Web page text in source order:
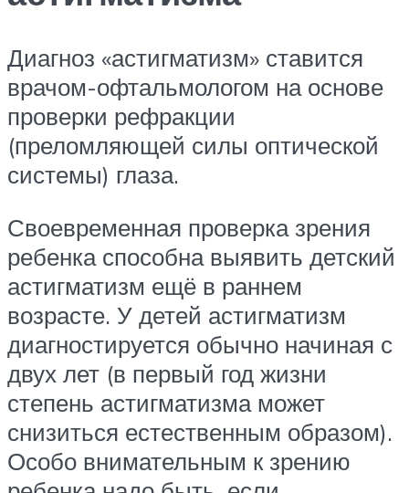
Диагноз «астигматизм» ставится
врачом-офтальмологом на основе
проверки рефракции
(преломляющей силы оптической
системы) глаза.
Своевременная проверка зрения
ребенка способна выявить детский
астигматизм ещё в раннем
возрасте. У детей астигматизм
диагностируется обычно начиная с
двух лет (в первый год жизни
степень астигматизма может
снизиться естественным образом).
Особо внимательным к зрению